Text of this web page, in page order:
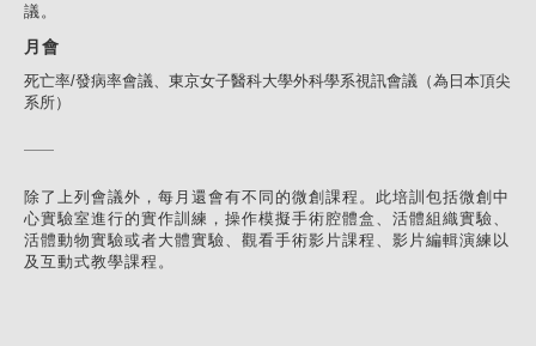
議。
月會
死亡率/發病率會議、東京女子醫科大學外科學系視訊會議（為日本頂尖
系所）
除了上列會議外，每月還會有不同的微創課程。此培訓包括微創中
心實驗室進行的實作訓練，操作模擬手術腔體盒、活體組織實驗、
活體動物實驗或者大體實驗、觀看手術影片課程、影片編輯演練以
及互動式教學課程。